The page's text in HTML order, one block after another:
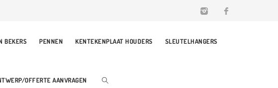
BEKERS PENNEN KENTEKENPLAAT HOUDERS SLEUTELHANGERS
OFFERTE AANVRAGEN